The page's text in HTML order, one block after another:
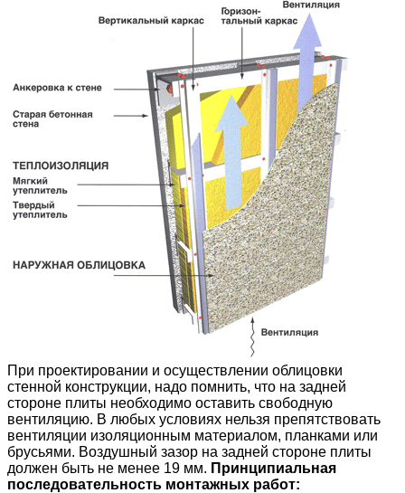
При проектировании и осуществлении облицовки
стенной конструкции, надо помнить, что на задней
стороне плиты необходимо оставить свободную
вентиляцию. В любых условиях нельзя препятствовать
вентиляции изоляционным материалом, планками или
брусьями. Воздушный зазор на задней стороне плиты
должен быть не менее 19 мм. Принципиальная
последовательность монтажных работ: